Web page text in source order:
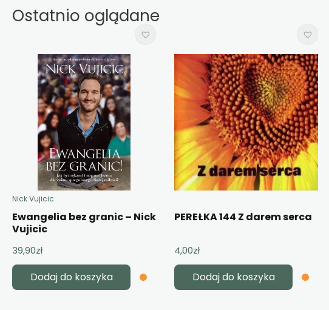
Ostatnio oglądane
Nick Vujicic
Ewangelia bez granic – Nick
Vujicic
39,90zł
Dodaj do koszyka
PEREŁKA 144 Z darem serca
4,00zł
Dodaj do koszyka